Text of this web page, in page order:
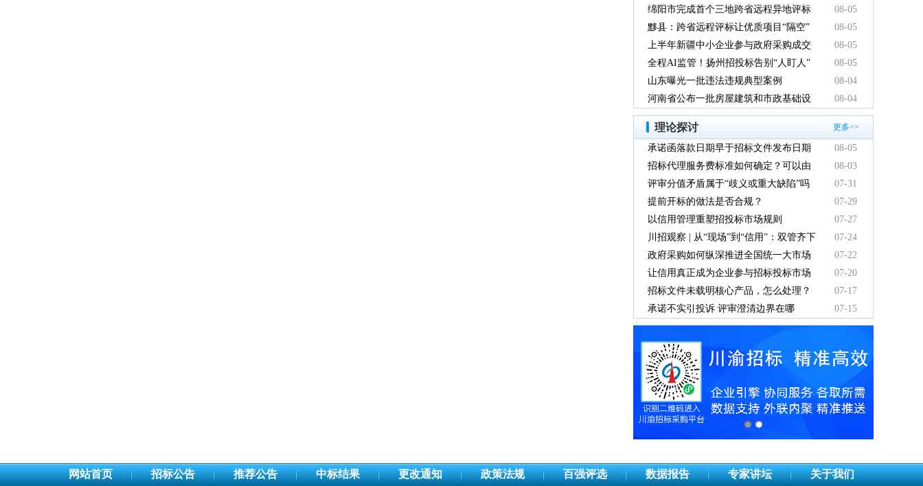
领域系统整治典型案例
绵阳市完成首个三地跨省远程异地评标
项目
08-05
黟县：跨省远程评标让优质项目“隔空”
落地
08-05
上半年新疆中小企业参与政府采购成交
额创新高
08-05
全程AI监管！扬州招投标告别“人盯人”
08-05
山东曝光一批违法违规典型案例
08-04
河南省公布一批房屋建筑和市政基础设
施工程招标投标违法违规典型案例
08-04
理论探讨 更多>>
承诺函落款日期早于招标文件发布日期
有效吗
08-05
招标代理服务费标准如何确定？可以由
中标人支付吗？
08-03
评审分值矛盾属于“歧义或重大缺陷”吗
07-31
提前开标的做法是否合规？
07-29
以信用管理重塑招投标市场规则
07-27
川招观察 | 从“现场”到“信用”：双管齐下
重塑招投标新秩序
07-24
政府采购如何纵深推进全国统一大市场
建设
07-22
让信用真正成为企业参与招标投标市场
竞争的“通行证”
07-20
招标文件未载明核心产品，怎么处理？
07-17
承诺不实引投诉 评审澄清边界在哪
07-15
网站首页 招标公告 推荐公告 中标结果 更改通知 政策法规 百强评选 数据报告 专家讲坛 关于我们